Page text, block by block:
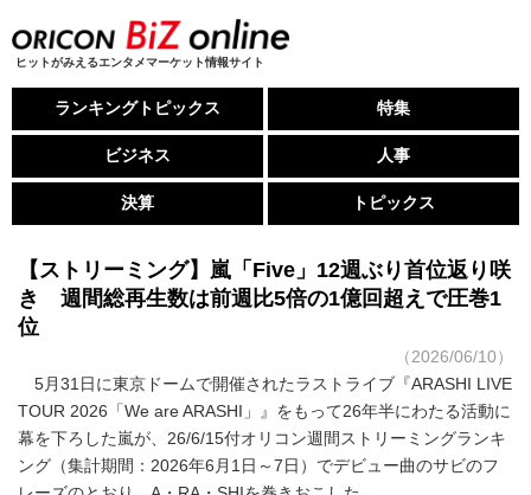
ヒットがみえるエンタメマーケット情報サイト
ランキングトピックス 特集
ビジネス 人事
決算 トピックス
【ストリーミング】嵐「Five」12週ぶり首位返り咲
き 週間総再生数は前週比5倍の1億回超えで圧巻1
位
（2026/06/10）
5月31日に東京ドームで開催されたラストライブ『ARASHI LIVE
TOUR 2026「We are ARASHI」』をもって26年半にわたる活動に
幕を下ろした嵐が、26/6/15付オリコン週間ストリーミングランキ
ング（集計期間：2026年6月1日～7日）でデビュー曲のサビのフ